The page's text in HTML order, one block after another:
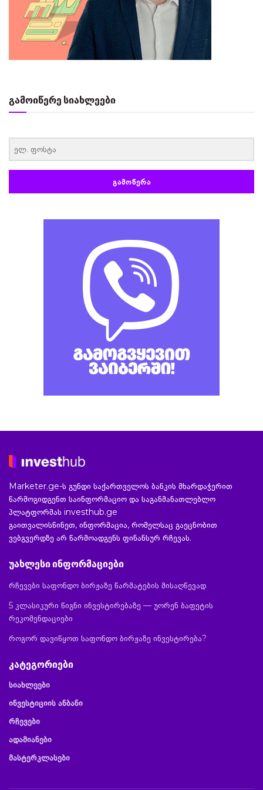
გამოიწერე სიახლეები
ᲒᲐᲛᲝᲬᲔᲠᲐ
Marketer.ge-ს გუნდი საქართველოს ბანკის მხარდაჭერით
წარმოგიდგენთ საინფორმაციო და საგანმანათლებლო
პლატფორმას investhub.ge
გაითვალისწინეთ, ინფორმაცია, რომელსაც გაეცნობით
ვებგვერდზე არ წარმოადგენს ფინანსურ რჩევას.
უახლესი ინფორმაციები
რჩევები საფონდო ბირჟაზე წარმატების მისაღწევად
5 კლასიკური წიგნი ინვესტირებაზე — უორენ ბაფეტის
რეკომენდაციები
როგორ დავიწყოთ საფონდო ბირჟაზე ინვესტირება?
კატეგორიები
სიახლეები
ინვესტიციის ანბანი
რჩევები
ადამიანები
მასტერკლასები